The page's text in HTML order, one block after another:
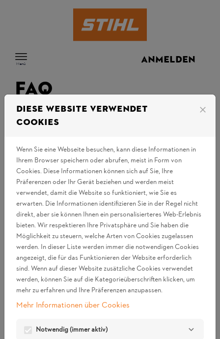
Menü ANMELDEN
FAQ
ICH HABE AUF "PASSWORT VERGESSEN"
EINEM LINK ZUM ERSTELLEN EINES
PASSWORTS ERHALTEN.
ICH HABE AUF "PASSWORT VERGESSEN"
GEKLICKT, ABER WENN ICH AUF DEN
PER E-MAIL ERHALTENEN LINK KLICKE,
WIRD EINE FEHLERMELDUNG
ANGEZEIGT.
ICH KLICKE IM FORMULAR AUF
"NÄCHSTE SEITE", ICH BLEIBE ABER AUF
DER GLEICHEN SEITE HÄNGEN.
Diese Website verwendet
Cookies
close
Wenn Sie eine Webseite besuchen, kann diese Informationen in
Ihrem Browser speichern oder abrufen, meist in Form von
Cookies. Diese Informationen können sich auf Sie, Ihre
Präferenzen oder Ihr Gerät beziehen und werden meist
verwendet, damit die Website so funktioniert, wie Sie es
erwarten. Die Informationen identifizieren Sie in der Regel nicht
direkt, aber sie können Ihnen ein personalisierteres Web-Erlebnis
bieten. Wir respektieren Ihre Privatsphäre und Sie haben die
Möglichkeit zu steuern, welche Arten von Cookies zugelassen
werden. In dieser Liste werden immer die notwendigen Cookies
angezeigt, die für das Funktionieren der Website erforderlich
sind. Wenn auf dieser Website zusätzliche Cookies verwendet
werden, können Sie auf die Kategorieüberschriften klicken, um
mehr zu erfahren und Ihre Präferenzen anzupassen.
Mehr Informationen über Cookies
Notwendig (immer aktiv)